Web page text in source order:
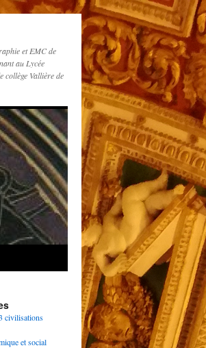
et EMC de
au Lycée
collège Vallière de
civilisations
et social